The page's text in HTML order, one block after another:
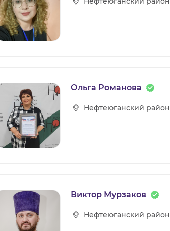
Ольга Романова
Нефтеюганский район
Виктор Мурзаков
Нефтеюганский район